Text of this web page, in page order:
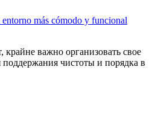
más cómodo y funcional
важно организовать свое
чистоты и порядка в